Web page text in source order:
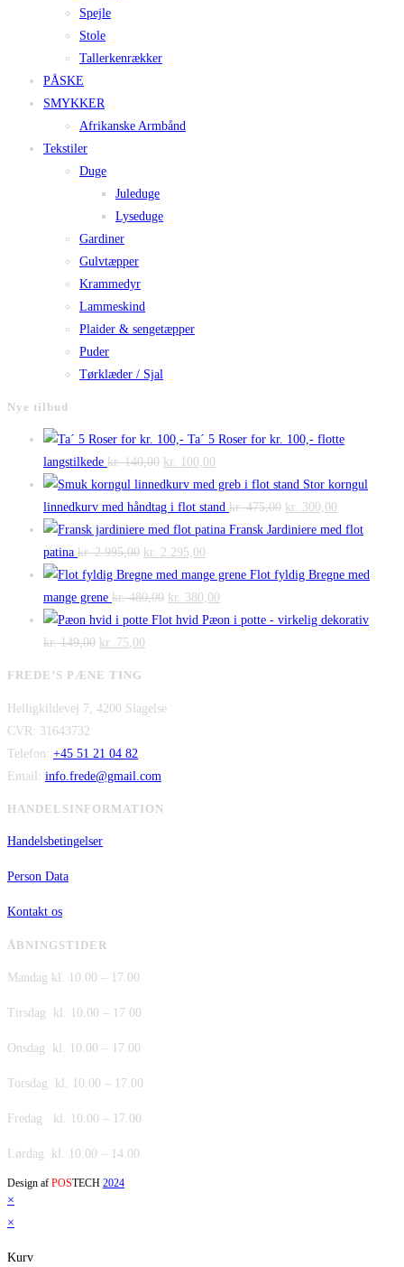
Spejle
Stole
Tallerkenrækker
PÅSKE
SMYKKER
Afrikanske Armbånd
Tekstiler
Duge
Juleduge
Lyseduge
Gardiner
Gulvtæpper
Krammedyr
Lammeskind
Plaider & sengetæpper
Puder
Tørklæder / Sjal
Nye tilbud
Ta´ 5 Roser for kr. 100,- flotte
langstilkede kr.140,00 Den
oprindelige
pris
var:
kr. 140,00.
kr. 100,00
aktuelle
pris
er:
Stor korngul
linnedkurv med håndtag i flot stand kr.475,00 Den
oprindelige
var:
kr. 300,00
aktuelle
er:
Fransk Jardiniere med flot
patina kr.2.995,00 Den
oprindelige
pris
var:
kr. 2.995,00.
kr. 2.295,00
aktuelle
pris
er:
Flot fyldig Bregne med
mange grene kr.480,00 Den
oprindelige
kr. 380,00
aktuelle
Flot hvid Pæon i potte - virkelig dekorativ
kr.149,00 Den
var:
kr. 75,00
er:
FREDE’S PÆNE TING
Helligkildevej 7, 4200 Slagelse
CVR: 31643732
Telefon: +45 51 21 04 82
Email: info.frede@gmail.com
HANDELSINFORMATION
Handelsbetingelser
Person Data
Kontakt os
ÅBNINGSTIDER
Mandag kl. 10.00 – 17.00
Tirsdag kl. 10.00 – 17.00
Onsdag kl. 10.00 – 17.00
Torsdag kl. 10.00 – 17.00
Fredag kl. 10.00 – 17.00
Lørdag kl. 10.00 – 14.00
Design af POSTECH 2024
×
×
Kurv